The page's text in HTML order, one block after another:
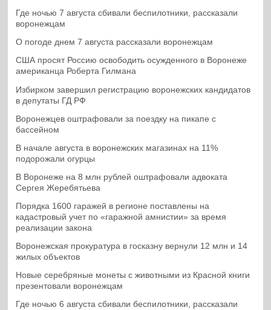
Где ночью 7 августа сбивали беспилотники, рассказали
воронежцам
О погоде днем 7 августа рассказали воронежцам
США просят Россию освободить осужденного в Воронеже
американца Роберта Гилмана
Избирком завершил регистрацию воронежских кандидатов
в депутаты ГД РФ
Воронежцев оштрафовали за поездку на пикапе с
бассейном
В начале августа в воронежских магазинах на 11%
подорожали огурцы
В Воронеже на 8 млн рублей оштрафовали адвоката
Сергея Жеребятьева
Порядка 1600 гаражей в регионе поставлены на
кадастровый учет по «гаражной амнистии» за время
реализации закона
Воронежская прокуратура в госказну вернули 12 млн и 14
жилых объектов
Новые серебряные монеты с животными из Красной книги
презентовали воронежцам
Где ночью 6 августа сбивали беспилотники, рассказали